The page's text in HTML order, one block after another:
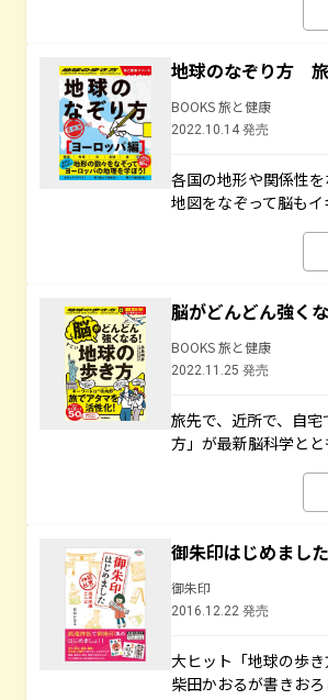
地球のなぞり方
BOOKS 旅と健康
2022.10.14 発売
各国の地形や関係性
地図をなぞって脳もイ
脳がどんどん強く
BOOKS 旅と健康
2022.11.25 発売
旅先で、近所で、自
方」が最新脳科学と
御朱印はじめま
御朱印
2016.12.22 発売
大ヒット「地球の歩
柴田かおるが書きお